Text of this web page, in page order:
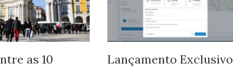
as 10
Lançamento Exclusivo